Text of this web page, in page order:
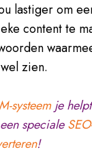
lastiger om
content te
zien.
systeemje
speciale
!